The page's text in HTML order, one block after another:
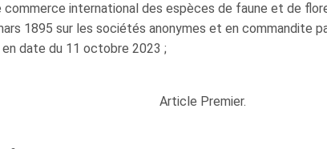
commerce international des espèces de faune et de
1895 sur les sociétés anonymes et en commandite
date du 11 octobre 2023 ;
Article Premier.